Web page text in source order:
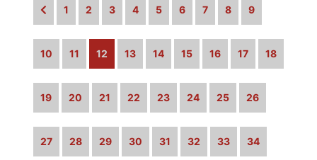
1 2 3 4 5 6 7 8 9
10 11 12 13 14 15 16 17 18
19 20 21 22 23 24 25 26
27 28 29 30 31 32 33 34